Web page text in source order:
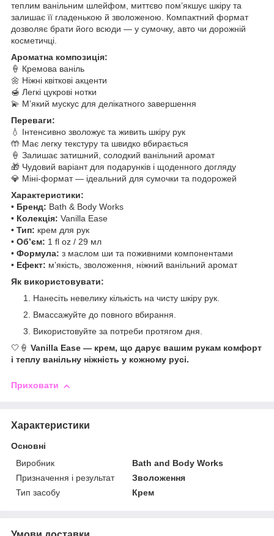
теплим ванільним шлейфом, миттєво пом’якшує шкіру та
залишає її гладенькою й зволоженою. Компактний формат
дозволяє брати його всюди — у сумочку, авто чи дорожній
косметичці.
Ароматна композиція:
🍦 Кремова ваніль
🌼 Ніжні квіткові акценти
🍯 Легкі цукрові нотки
💫 М’який мускус для делікатного завершення
Переваги:
💧 Інтенсивно зволожує та живить шкіру рук
🤲 Має легку текстуру та швидко вбирається
🍦 Залишає затишний, солодкий ванільний аромат
🎁 Чудовий варіант для подарунків і щоденного догляду
💎 Міні-формат — ідеальний для сумочки та подорожей
Характеристики:
• Бренд: Bath & Body Works
• Колекція: Vanilla Ease
• Тип: крем для рук
• Об’єм: 1 fl oz / 29 мл
• Формула: з маслом ши та поживними компонентами
• Ефект: м’якість, зволоження, ніжний ванільний аромат
Як використовувати:
Нанесіть невелику кількість на чисту шкіру рук.
Вмассажуйте до повного вбирання.
Використовуйте за потреби протягом дня.
🤍🍦 Vanilla Ease — крем, що дарує вашим рукам комфорт
і теплу ванільну ніжність у кожному русі.
Приховати
Характеристики
Основні
Виробник
Bath and Body Works
Призначення і результат
Зволоження
Тип засобу
Крем